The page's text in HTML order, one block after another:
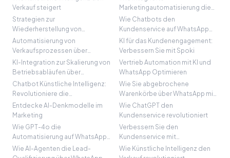
Verkauf steigert
Marketingautomatisierung die
Kommunikation verändert
Strategien zur
Wiederherstellung von
verlassenen Warenkörben
Wie Chatbots den
Kundenservice auf WhatsApp
verbessern
Automatisierung von
Verkaufsprozessen über
WhatsApp
KI für das Kundenengagement:
Verbessern Sie mit Spoki
KI-Integration zur Skalierung von
Betriebsabläufen über
WhatsApp
Vertrieb Automation mit KI und
WhatsApp Optimieren
Chatbot Künstliche Intelligenz:
Revolutioniere die
Kommunikation
Wie Sie abgebrochene
Warenkörbe über WhatsApp mit
Spoki wiederherstellen
Entdecke AI-Denkmodelle im
Marketing
Wie ChatGPT den
Kundenservice revolutioniert
Wie GPT-4o die
Automatisierung auf WhatsApp
verbessert
Verbessern Sie den
Kundenservice mit
Conversational Tech
Wie AI-Agenten die Lead-
Wie Künstliche Intelligenz den